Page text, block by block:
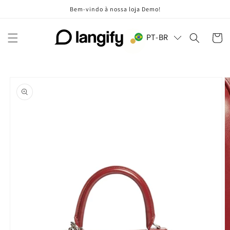
Bem-vindo à nossa loja Demo!
PT-BR
informações
do produto